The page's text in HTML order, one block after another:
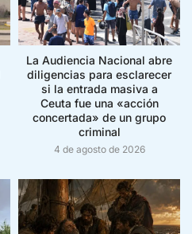
La Audiencia Nacional abre
diligencias para esclarecer
si la entrada masiva a
Ceuta fue una «acción
concertada» de un grupo
criminal
4 de agosto de 2026